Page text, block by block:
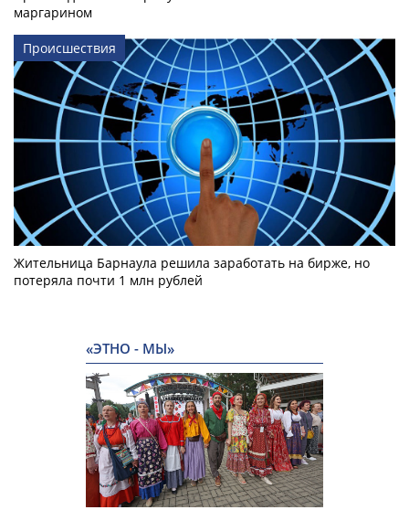
маргарином
Происшествия
Жительница Барнаула решила заработать на бирже, но
потеряла почти 1 млн рублей
«ЭТНО - МЫ»